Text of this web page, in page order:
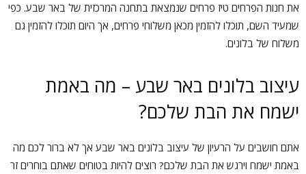
את חנות הפרחים טיז פרחים שנמצאת בתחנה המרכזית של באר שבע. כפי
שמעיד השם, תוכלו להזמין מכאן משלוחי פרחים, אך היום תוכלו להזמין גם
משלוח של בלונים.
עיצוב בלונים באר שבע – מה באמת
ישמח את הבת שלכם?
אתם חושבים על הרעיון של עיצוב בלונים באר שבע אך לא ברור לכם מה
באמת ישמח וירגש את הבת שלכם? רוצים להיות בטוחים שאתם בוחרים זר